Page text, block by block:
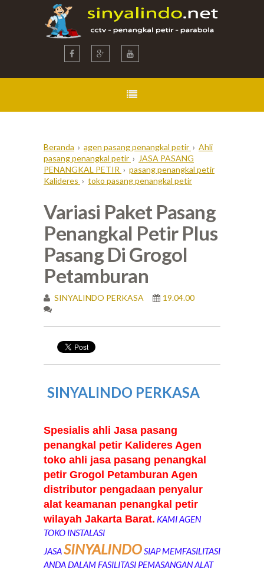
Beranda › agen pasang penangkal petir › Ahli
pasang penangkal petir › JASA PASANG
PENANGKAL PETIR › pasang penangkal petir
Kalideres › toko pasang penangkal petir
Variasi Paket Pasang
Penangkal Petir Plus
Pasang Di Grogol
Petamburan
SINYALINDO PERKASA 19.04.00
SINYALINDO PERKASA
Spesialis ahli Jasa pasang
penangkal petir Kalideres Agen
toko ahli jasa pasang penangkal
petir Grogol Petamburan Agen
distributor pengadaan penyalur
alat keamanan penangkal petir
wilayah Jakarta Barat. KAMI AGEN
TOKO INSTALASI
JASASINYALINDOSIAP MEMFASILITASI
ANDA DALAM FASILITASI PEMASANGAN ALAT